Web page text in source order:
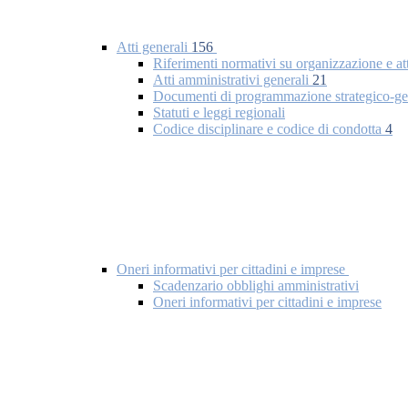
Atti generali 156
Riferimenti normativi su organizzazione e
Atti amministrativi generali 21
Documenti di programmazione strategico-
Statuti e leggi regionali
Codice disciplinare e codice di condotta 4
Oneri informativi per cittadini e imprese
Scadenzario obblighi amministrativi
Oneri informativi per cittadini e imprese